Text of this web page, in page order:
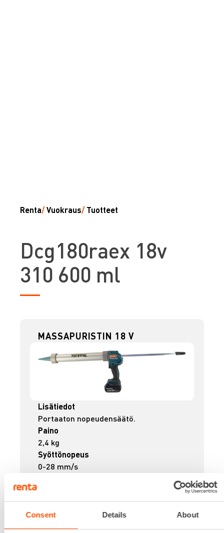
Consent Details About
Renta/Vuokraus/ Tuotteet
Dcg180raex 18v
310 600 ml
MASSAPURISTIN 18 V
Lisätiedot
Portaaton nopeudensäätö.
Paino
2,4 kg
Syöttönopeus
0-28 mm/s
Ensimmäinen pv 17,37 €/ pv
Seuraavat pv / pv
Kuukausi 208,37 €/ kk